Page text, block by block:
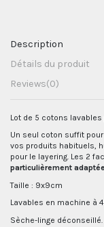
Description
Détails du produit
Reviews(0)
Lot de 5 cotons
Un seul coton suffit
vos produits habituels,
pour le layering. Les 2
particulièrement
Taille : 9x9cm
Lavables en machine à
Sèche-linge déconseillé.